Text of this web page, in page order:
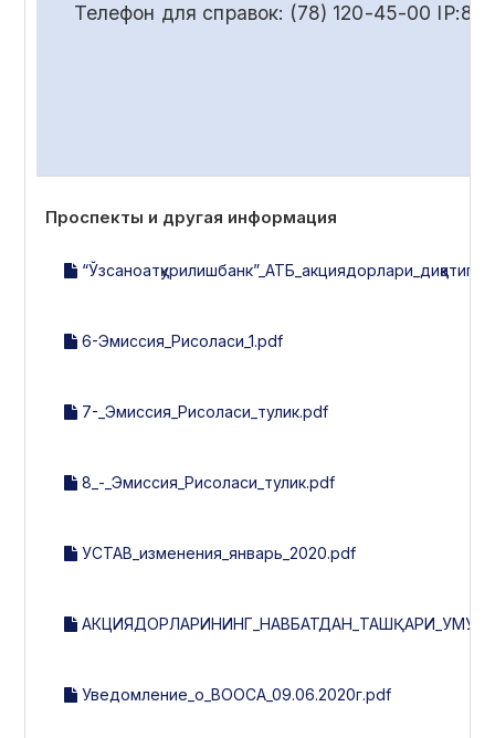
Телефон для справок: (78) 120-45-00 IP:85-
Проспекты и другая информация
6-Эмиссия_Рисоласи_1.pdf
7-_Эмиссия_Рисоласи_тулик.pdf
8_-_Эмиссия_Рисоласи_тулик.pdf
УСТАВ_изменения_январь_2020.pdf
Уведомление_о_ВООСА_09.06.2020г.pdf